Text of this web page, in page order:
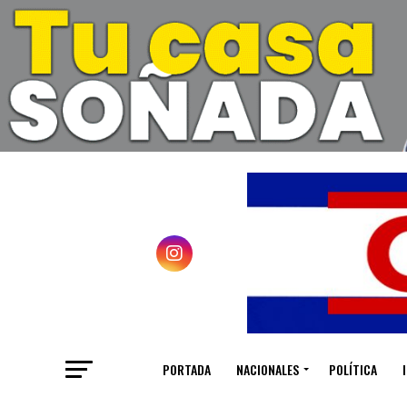
PORTADA NACIONALES POLÍTICA